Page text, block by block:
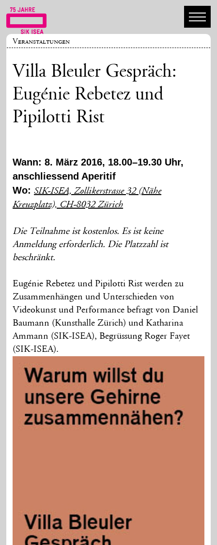
Veranstaltungen
Villa Bleuler Gespräch:
Eugénie Rebetez und
Pipilotti Rist
Wann: 8. März 2016, 18.00–19.30 Uhr,
anschliessend Aperitif
Wo:SIK-ISEA, Zollikerstrasse 32 (Nähe
Kreuzplatz), CH-8032 Zürich
Die Teilnahme ist kostenlos. Es ist keine
Anmeldung erforderlich. Die Platzzahl ist
beschränkt.
Eugénie Rebetez und Pipilotti Rist werden zu
Zusammenhängen und Unterschieden von
Videokunst und Performance befragt von Daniel
Baumann (Kunsthalle Zürich) und Katharina
Ammann (SIK-ISEA), Begrüssung Roger Fayet
(SIK-ISEA).